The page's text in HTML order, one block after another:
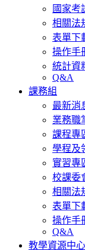
國家考
相關法
表單下
操作手
統計資
Q&A
課務組
最新消
業務職
課程專
學程及
實習專
校課委
相關法
表單下
操作手
Q&A
教學資源中心